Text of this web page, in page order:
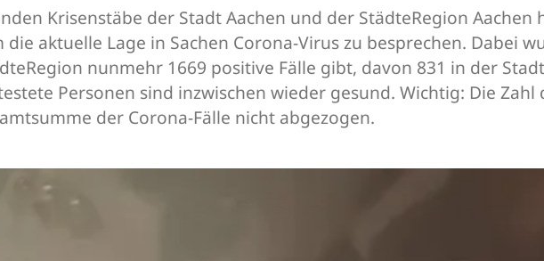
Krisenstäbe der Stadt Aachen und der StädteRegion Aachen
aktuelle Lage in Sachen Corona-Virus zu besprechen. Dabei
nunmehr 1669 positive Fälle gibt, davon 831 in der
Personen sind inzwischen wieder gesund. Wichtig: Die
der Corona-Fälle nicht abgezogen.